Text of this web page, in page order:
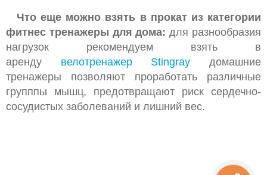
Что еще можно взять в прокат из категории
фитнес тренажеры для дома:для разнообразия
нагрузок рекомендуем взять в
аренду велотренажер Stingray домашние
тренажеры позволяют проработать различные
групппы мышц, предотвращают риск сердечно-
сосудистых заболеваний и лишний вес.